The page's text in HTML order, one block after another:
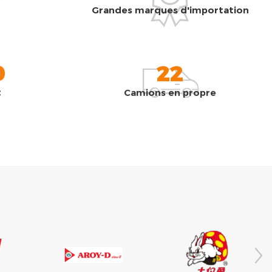
Grandes marques d'importation
22
Camions en propre